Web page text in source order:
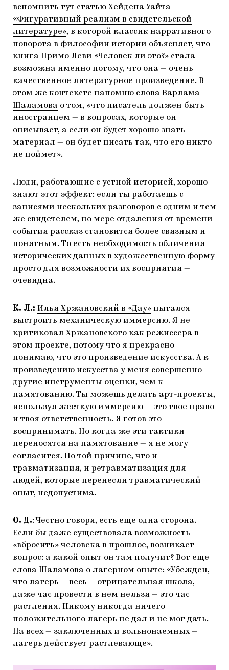
вспомнить тут статью Хейдена Уайта
«Фигуративный реализм в свидетельской
литературе», в которой классик нарративного
поворота в философии истории объясняет, что
книга Примо Леви «Человек ли это?» стала
возможна именно потому, что она — очень
качественное литературное произведение. В
этом же контексте напомню слова Варлама
Шаламова о том, «что писатель должен быть
иностранцем — в вопросах, которые он
описывает, а если он будет хорошо знать
материал — он будет писать так, что его никто
не поймет».
Люди, работающие с устной историей, хорошо
знают этот эффект: если ты работаешь с
записями нескольких разговоров с одним и тем
же свидетелем, по мере отдаления от времени
события рассказ становится более связным и
понятным. То есть необходимость обличения
исторических данных в художественную форму
просто для возможности их восприятия —
очевидна.
К. Л.: Илья Хржановский в «Дау» пытался
выстроить механическую иммерсию. Я не
критиковал Хржановского как режиссера в
этом проекте, потому что я прекрасно
понимаю, что это произведение искусства. А к
произведению искусства у меня совершенно
другие инструменты оценки, чем к
памятованию. Ты можешь делать арт-проекты,
используя жесткую иммерсию — это твое право
и твоя ответственность. Я готов это
воспринимать. Но когда же эти тактики
переносятся на памятование — я не могу
согласится. По той причине, что и
травматизация, и ретравматизация для
людей, которые перенесли травматический
опыт, недопустима.
О. Д.: Честно говоря, есть еще одна сторона.
Если бы даже существовала возможность
«вбросить» человека в прошлое, возникает
вопрос: а какой опыт он там получит? Вот еще
слова Шаламова о лагерном опыте: «Убежден,
что лагерь — весь — отрицательная школа,
даже час провести в нем нельзя — это час
растления. Никому никогда ничего
положительного лагерь не дал и не мог дать.
На всех — заключенных и вольнонаемных —
лагерь действует растлевающе».